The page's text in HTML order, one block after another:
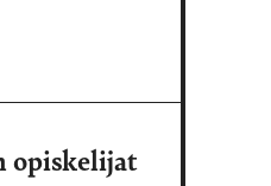
opiskelijat